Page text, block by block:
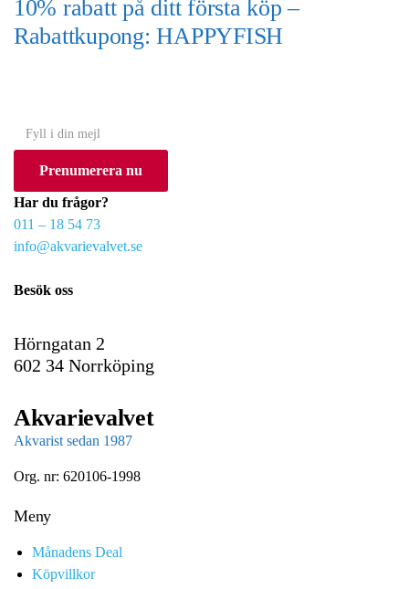
10% rabatt på ditt första köp –
Rabattkupong: HAPPYFISH
o
r
Prenumerera nu
Har du frågor?
011 – 18 54 73
info@akvarievalvet.se
Besök oss
Hörngatan 2
602 34 Norrköping
Akvarievalvet
Akvarist sedan 1987
Org. nr: 620106-1998
Meny
Månadens Deal
Köpvillkor